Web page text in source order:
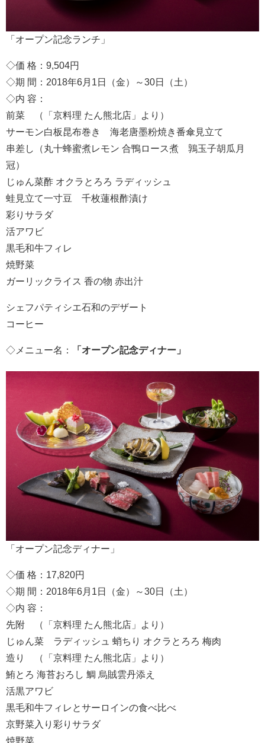
「オープン記念ランチ」
◇価 格：9,504円
◇期 間：2018年6月1日（金）～30日（土）
◇内 容：
前菜 （「京料理 たん熊北店」より）
サーモン白板昆布巻き 海老唐墨粉焼き番傘見立て
串差し（丸十蜂蜜煮レモン 合鴨ロース煮 鶉玉子胡瓜月
冠）
じゅん菜酢 オクラとろろ ラディッシュ
蛙見立て一寸豆 千枚蓮根酢漬け
彩りサラダ
活アワビ
黒毛和牛フィレ
焼野菜
ガーリックライス 香の物 赤出汁
シェフパティシエ石和のデザート
コーヒー
◇メニュー名： 「オープン記念ディナー」
「オープン記念ディナー」
◇価 格：17,820円
◇期 間：2018年6月1日（金）～30日（土）
◇内 容：
先附 （「京料理 たん熊北店」より）
じゅん菜 ラディッシュ 蛸ちり オクラとろろ 梅肉
造り （「京料理 たん熊北店」より）
鮪とろ 海苔おろし 鯛 烏賊雲丹添え
活黒アワビ
黒毛和牛フィレとサーロインの食べ比べ
京野菜入り彩りサラダ
焼野菜